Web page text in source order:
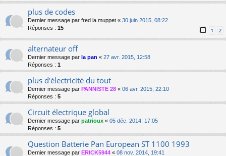
plus de codes
Dernier message par fred la muppet « 30 juin 2015, 08:22
Réponses : 15 1 2
alternateur off
Dernier message par la pan « 27 avr. 2015, 12:58
Réponses : 1
plus d'électricité du tout
Dernier message par PANNISTE 28 « 06 avr. 2015, 22:10
Réponses : 5
Circuit électrique global
Dernier message par patrioux « 05 déc. 2014, 17:05
Réponses : 5
Question Batterie Pan European ST 1100 1993
Dernier message par ERICK5944 « 08 nov. 2014, 19:41